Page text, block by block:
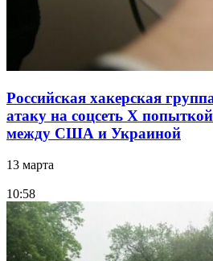
Российская хакерская
атаку на соцсеть Х
между США и Украиной
13 марта
10:58